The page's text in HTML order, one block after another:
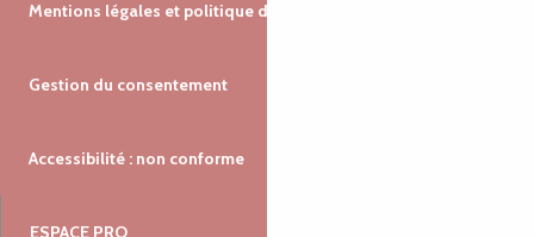
Mentions légales et politique de confidentialité
Gestion du consentement
Accessibilité : non conforme
ESPACE PRO